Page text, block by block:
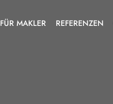
FÜR MAKLER REFERENZEN